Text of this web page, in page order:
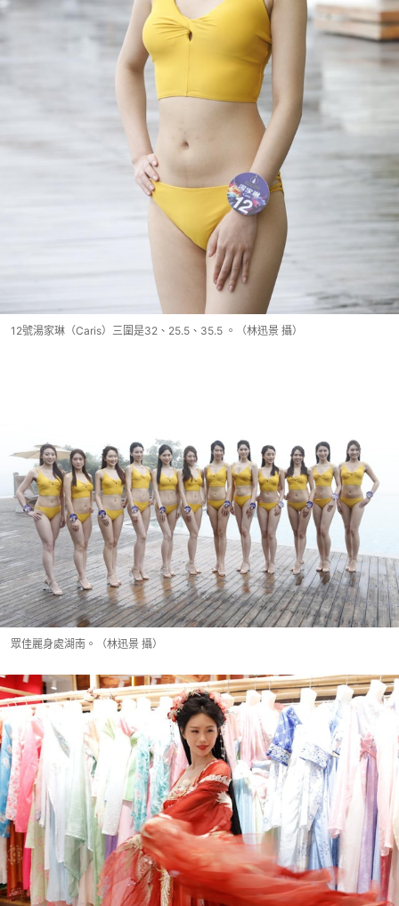
12號湯家琳（Caris）三圍是32、25.5、35.5 。（林迅景 攝）
眾佳麗身處湖南。（林迅景 攝）